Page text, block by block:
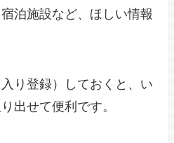
泊施設など、ほしい情報
入り登録）しておくと、い
出せて便利です。